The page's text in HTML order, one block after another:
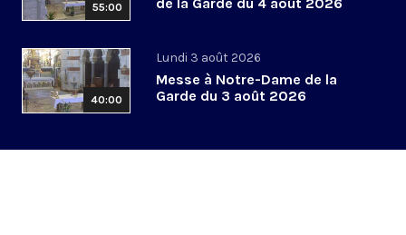
55:00
40:00
Lundi 3 août 2026
Messe à Notre-Dame de la
Garde du 3 août 2026